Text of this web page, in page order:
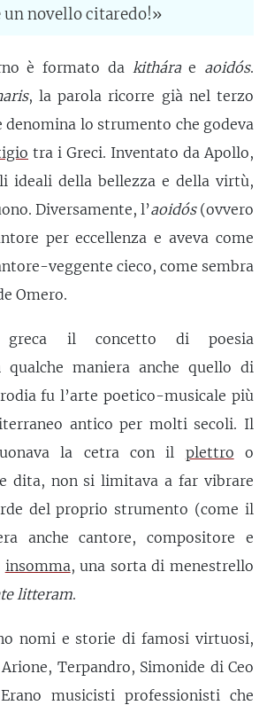
novello citaredo!»
è formato da kithárae aoidós.
, la parola ricorre già nel terzo
denomina lo strumento che godeva
tra i Greci. Inventato da Apollo,
ideali della bellezza e della virtù,
Diversamente, l’aoidós(ovvero
per eccellenza e aveva come
veggente cieco, come sembra
Omero.
greca il concetto di poesia
qualche maniera anche quello di
fu l’arte poetico-musicale più
antico per molti secoli. Il
la cetra con il plettro o
dita, non si limitava a far vibrare
del proprio strumento (come il
anche cantore, compositore e
insomma, una sorta di menestrello
litteram.
nomi e storie di famosi virtuosi,
Terpandro, Simonide di Ceo
musicisti professionisti che